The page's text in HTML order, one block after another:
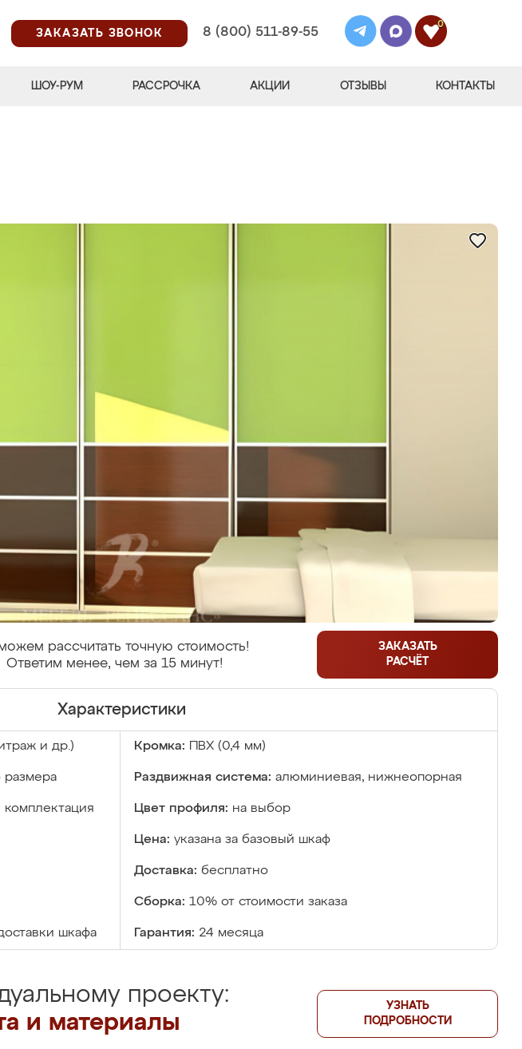
ЗАКАЗАТЬ ЗВОНОК
8 (800) 511-89-55
0
ШОУ-РУМ РАССРОЧКА АКЦИИ ОТЗЫВЫ КОНТАКТЫ
рассчитать точную стоимость!
Ответим менее, чем за 15 минут!
ЗАКАЗАТЬ
РАСЧЁТ
Характеристики
и др.) Кромка: ПВХ (0,4 мм)
размера Раздвижная система: алюминиевая, нижнеопорная
комплектация Цвет профиля: на выбор
Цена: указана за базовый шкаф
Доставка: бесплатно
Сборка: 10% от стоимости заказа
шкафа Гарантия: 24 месяца
проекту:
и материалы
УЗНАТЬ
ПОДРОБНОСТИ